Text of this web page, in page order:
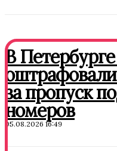
В
за пропуск
номеров
05.08.2026 16:49